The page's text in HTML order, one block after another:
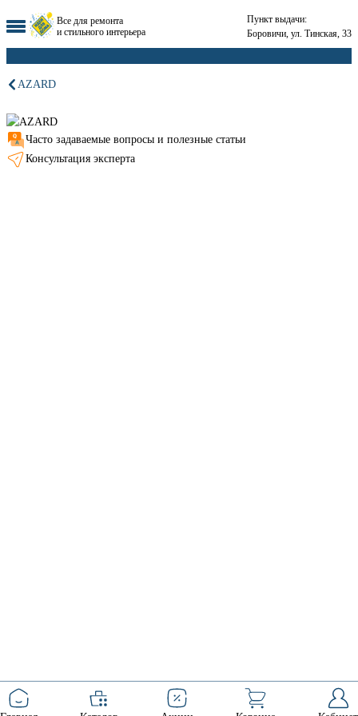
Все для ремонта
и стильного интерьера
Пункт выдачи:
Боровичи, ул. Тинская, 33
AZARD
Часто задаваемые вопросы и полезные статьи
Консультация эксперта